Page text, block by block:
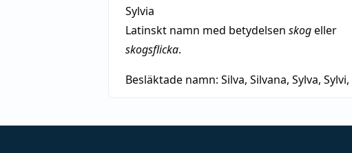
Sylvia
Latinskt namn med betydelsen skogeller
skogsflicka.
Besläktade namn: Silva, Silvana, Sylva,